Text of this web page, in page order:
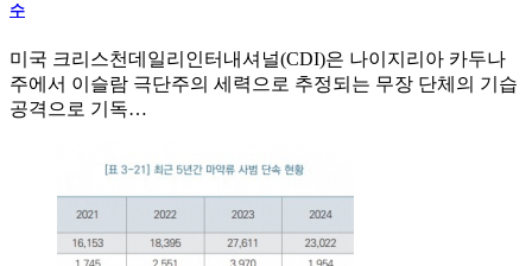
수
미국 크리스천데일리인터내셔널(CDI)은 나이지리아 카두나
주에서 이슬람 극단주의 세력으로 추정되는 무장 단체의 기습
공격으로 기독…